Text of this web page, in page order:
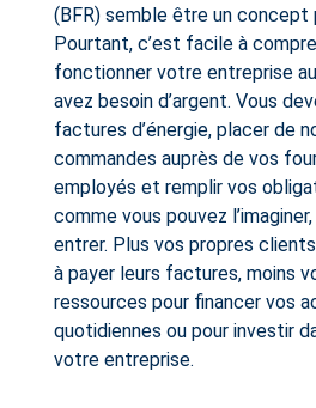
(BFR) semble être un
Pourtant, c’est facile à
fonctionner votre entreprise
avez besoin d’argent. Vous
factures d’énergie, placer de
commandes auprès de vos
employés et remplir vos
comme vous pouvez
entrer. Plus vos propres
à payer leurs factures, moins
ressources pour financer vos
quotidiennes ou pour investir
votre entreprise.